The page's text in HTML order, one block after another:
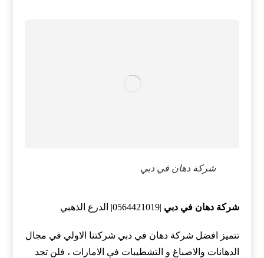
شركة دهان في دبي
شركة دهان في دبي |0564421019| الدرع الذهبي
تتميز افضل شركة دهان في دبي شركتنا الاولي في مجال
الدهانات والاصباغ و التشطيبات في الامارات ، فلن تجد